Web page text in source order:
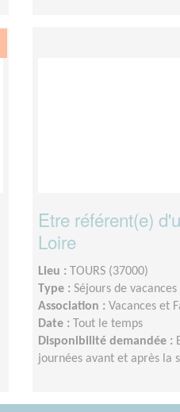
Etre référent(e)
Loire
Lieu :
TOURS (37000)
Type : Séjours de vacances
Association : Vacances et
Date :
Tout le temps
Disponibilité demandée :
journées avant et après la